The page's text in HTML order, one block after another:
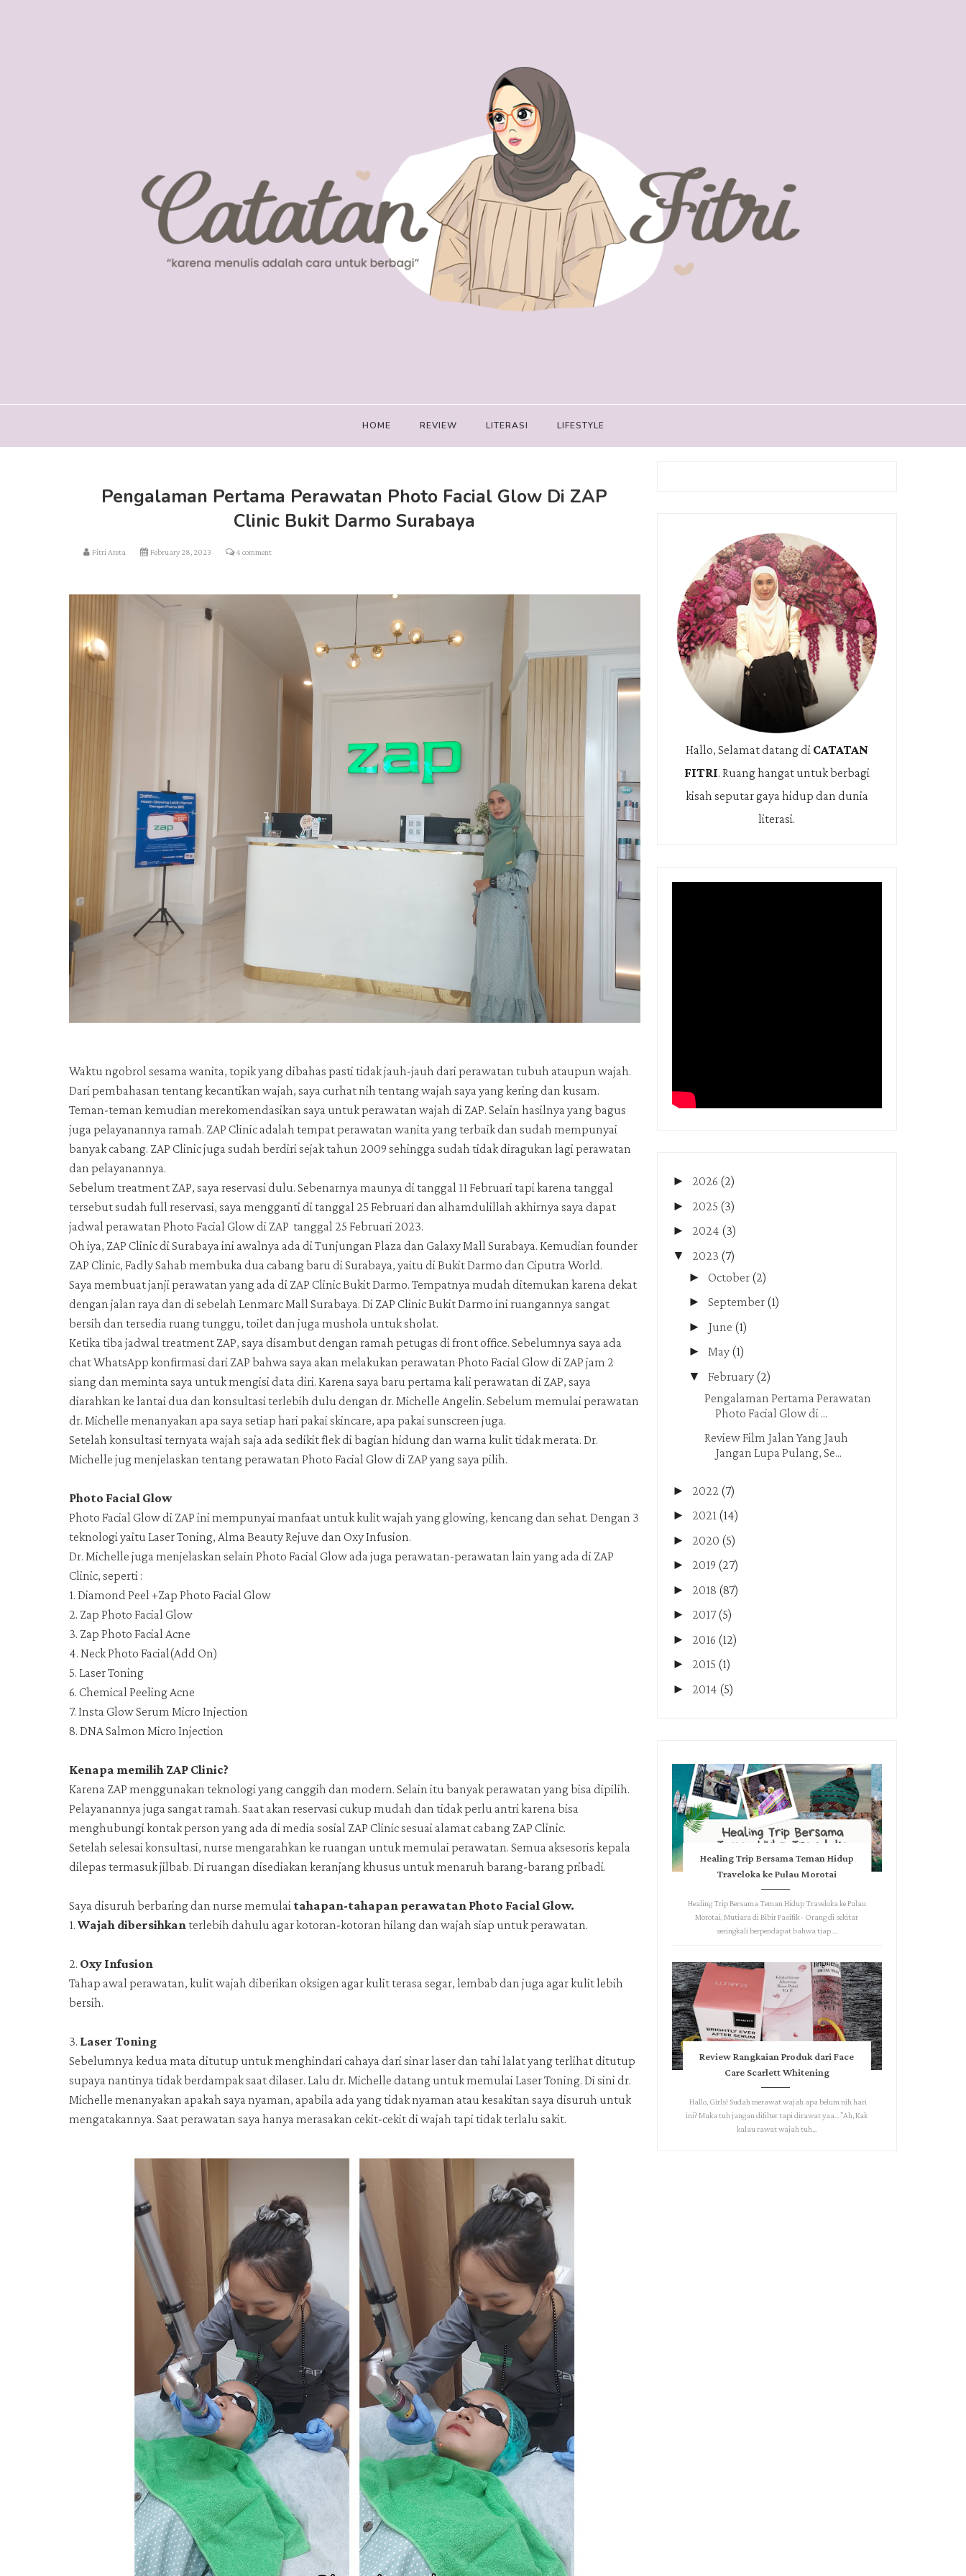
HOME REVIEW LITERASI LIFESTYLE
Pengalaman Pertama Perawatan Photo Facial Glow Di ZAP
Clinic Bukit Darmo Surabaya
Fitri Areta February 28, 2023 4 comment
Waktu ngobrol sesama wanita, topik yang dibahas pasti tidak jauh-jauh dari perawatan tubuh ataupun wajah.
Dari pembahasan tentang kecantikan wajah, saya curhat nih tentang wajah saya yang kering dan kusam.
Teman-teman kemudian merekomendasikan saya untuk perawatan wajah di ZAP. Selain hasilnya yang bagus
juga pelayanannya ramah. ZAP Clinic adalah tempat perawatan wanita yang terbaik dan sudah mempunyai
banyak cabang. ZAP Clinic juga sudah berdiri sejak tahun 2009 sehingga sudah tidak diragukan lagi perawatan
dan pelayanannya.
Sebelum treatment ZAP, saya reservasi dulu. Sebenarnya maunya di tanggal 11 Februari tapi karena tanggal
tersebut sudah full reservasi, saya mengganti di tanggal 25 Februari dan alhamdulillah akhirnya saya dapat
jadwal perawatan Photo Facial Glow di ZAP tanggal 25 Februari 2023.
Oh iya, ZAP Clinic di Surabaya ini awalnya ada di Tunjungan Plaza dan Galaxy Mall Surabaya. Kemudian founder
ZAP Clinic, Fadly Sahab membuka dua cabang baru di Surabaya, yaitu di Bukit Darmo dan Ciputra World.
Saya membuat janji perawatan yang ada di ZAP Clinic Bukit Darmo. Tempatnya mudah ditemukan karena dekat
dengan jalan raya dan di sebelah Lenmarc Mall Surabaya. Di ZAP Clinic Bukit Darmo ini ruangannya sangat
bersih dan tersedia ruang tunggu, toilet dan juga mushola untuk sholat.
Ketika tiba jadwal treatment ZAP, saya disambut dengan ramah petugas di front office. Sebelumnya saya ada
chat WhatsApp konfirmasi dari ZAP bahwa saya akan melakukan perawatan Photo Facial Glow di ZAP jam 2
siang dan meminta saya untuk mengisi data diri. Karena saya baru pertama kali perawatan di ZAP, saya
diarahkan ke lantai dua dan konsultasi terlebih dulu dengan dr. Michelle Angelin. Sebelum memulai perawatan
dr. Michelle menanyakan apa saya setiap hari pakai skincare, apa pakai sunscreen juga.
Setelah konsultasi ternyata wajah saja ada sedikit flek di bagian hidung dan warna kulit tidak merata. Dr.
Michelle jug menjelaskan tentang perawatan Photo Facial Glow di ZAP yang saya pilih.
Photo Facial Glow
Photo Facial Glow di ZAP ini mempunyai manfaat untuk kulit wajah yang glowing, kencang dan sehat. Dengan 3
teknologi yaitu Laser Toning, Alma Beauty Rejuve dan Oxy Infusion.
Dr. Michelle juga menjelaskan selain Photo Facial Glow ada juga perawatan-perawatan lain yang ada di ZAP
Clinic, seperti :
1. Diamond Peel +Zap Photo Facial Glow
2. Zap Photo Facial Glow
3. Zap Photo Facial Acne
4. Neck Photo Facial(Add On)
5. Laser Toning
6. Chemical Peeling Acne
7. Insta Glow Serum Micro Injection
8. DNA Salmon Micro Injection
Kenapa memilih ZAP Clinic?
Karena ZAP menggunakan teknologi yang canggih dan modern. Selain itu banyak perawatan yang bisa dipilih.
Pelayanannya juga sangat ramah. Saat akan reservasi cukup mudah dan tidak perlu antri karena bisa
menghubungi kontak person yang ada di media sosial ZAP Clinic sesuai alamat cabang ZAP Clinic.
Setelah selesai konsultasi, nurse mengarahkan ke ruangan untuk memulai perawatan. Semua aksesoris kepala
dilepas termasuk jilbab. Di ruangan disediakan keranjang khusus untuk menaruh barang-barang pribadi.
Saya disuruh berbaring dan nurse memulai tahapan-tahapan perawatan Photo Facial Glow.
1. Wajah dibersihkanterlebih dahulu agar kotoran-kotoran hilang dan wajah siap untuk perawatan.
2. Oxy Infusion
Tahap awal perawatan, kulit wajah diberikan oksigen agar kulit terasa segar, lembab dan juga agar kulit lebih
bersih.
3. Laser Toning
Sebelumnya kedua mata ditutup untuk menghindari cahaya dari sinar laser dan tahi lalat yang terlihat ditutup
supaya nantinya tidak berdampak saat dilaser. Lalu dr. Michelle datang untuk memulai Laser Toning. Di sini dr.
Michelle menanyakan apakah saya nyaman, apabila ada yang tidak nyaman atau kesakitan saya disuruh untuk
mengatakannya. Saat perawatan saya hanya merasakan cekit-cekit di wajah tapi tidak terlalu sakit.
Hallo, Selamat datang di CATATAN
FITRI. Ruang hangat untuk berbagi
kisah seputar gaya hidup dan dunia
literasi.
► 2026 (2)
► 2025 (3)
► 2024 (3)
▼ 2023 (7)
► October (2)
► September (1)
► June (1)
► May (1)
▼ February (2)
Pengalaman Pertama Perawatan
Photo Facial Glow di ...
Review Film Jalan Yang Jauh
Jangan Lupa Pulang, Se...
► 2022 (7)
► 2021 (14)
► 2020 (5)
► 2019 (27)
► 2018 (87)
► 2017 (5)
► 2016 (12)
► 2015 (1)
► 2014 (5)
Healing Trip Bersama Teman Hidup
Traveloka ke Pulau Morotai
Healing Trip Bersama Teman Hidup Traveloka ke Pulau
Morotai, Mutiara di Bibir Pasifik - Orang di sekitar
seringkali berpendapat bahwa tiap ...
Review Rangkaian Produk dari Face
Care Scarlett Whitening
Hallo, Girls! Sudah merawat wajah apa belum nih hari
ini? Muka tuh jangan difilter tapi dirawat yaa... "Ah, Kak
kalau rawat wajah tuh...